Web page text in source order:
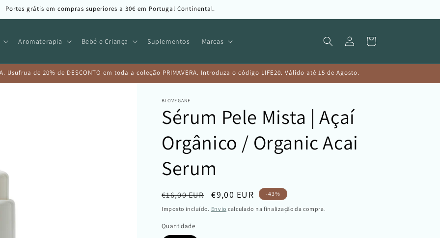
Portes grátis em compras superiores a 30€ em Portugal Continental.
Aromaterapia Bebé e Criança Suplementos Marcas
Iniciar
sessão
Carrinho
Usufrua de 20% de DESCONTO em toda a coleção PRIMAVERA. Introduza o código LIFE20. Válido até 15 de Agosto.
BIOVEGANE
Sérum Pele Mista | Açaí
Orgânico / Organic Acai
Serum
Preço
normal
€16,00 EUR
Preço
de
€9,00 EUR -43%
Imposto incluído. Envio calculado na finalização da compra.
Quantidade